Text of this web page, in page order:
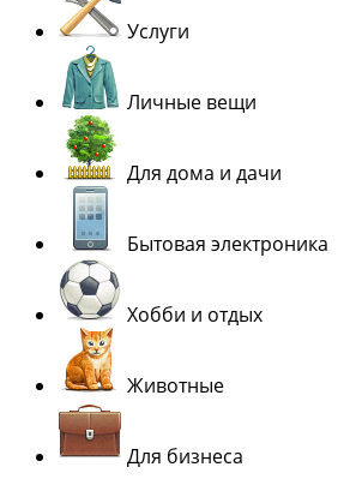
Услуги
Личные вещи
Для дома и дачи
Бытовая электроника
Хобби и отдых
Животные
Для бизнеса